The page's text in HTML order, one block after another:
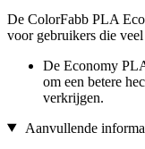
De ColorFabb PLA
voor gebruikers die
De Economy
om een betere
verkrijgen.
Aanvullende